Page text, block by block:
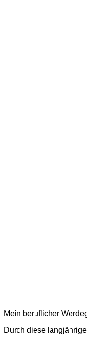
Mein beruflicher
Durch diese